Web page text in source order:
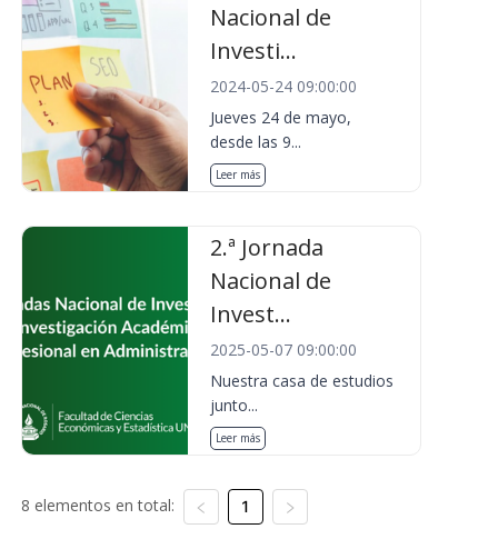
Nacional de
Investi...
2024-05-24 09:00:00
Jueves 24 de mayo,
desde las 9...
Leer más
2.ª Jornada
Nacional de
Invest...
2025-05-07 09:00:00
Nuestra casa de estudios
junto...
Leer más
8 elementos en total: 1